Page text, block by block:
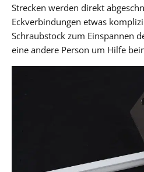
Strecken werden direkt
Eckverbindungen etwas
Schraubstock zum Einspannen
eine andere Person um Hilfe